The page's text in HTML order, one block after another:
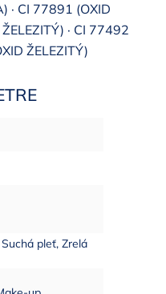
· CI 77891 (OXID
· CI 77492
ŽELEZITÝ)
pleť, Zrelá